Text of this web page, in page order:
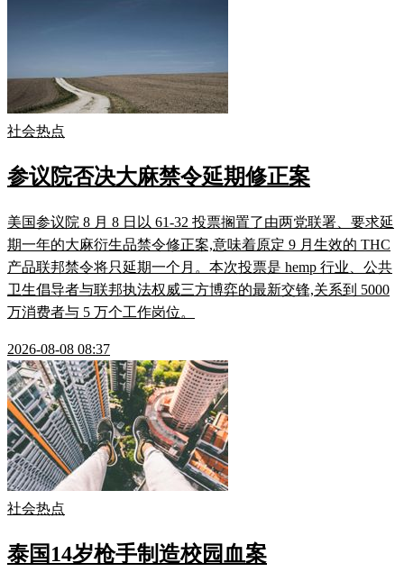
社会热点
参议院否决大麻禁令延期修正案
美国参议院 8 月 8 日以 61-32 投票搁置了由两党联署、要求延
期一年的大麻衍生品禁令修正案,意味着原定 9 月生效的 THC
产品联邦禁令将只延期一个月。本次投票是 hemp 行业、公共
卫生倡导者与联邦执法权威三方博弈的最新交锋,关系到 5000
万消费者与 5 万个工作岗位。
2026-08-08 08:37
社会热点
泰国14岁枪手制造校园血案